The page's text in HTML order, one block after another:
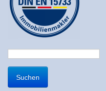
Suchen
nach: